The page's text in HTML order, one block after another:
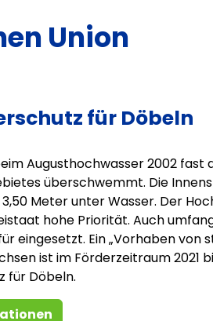
Union
für Döbeln
Augusthochwasser 2002 fast
überschwemmt. Die
Meter unter Wasser. Der
hohe Priorität. Auch
eingesetzt. Ein „Vorhaben von
ist im Förderzeitraum 2021
für Döbeln.